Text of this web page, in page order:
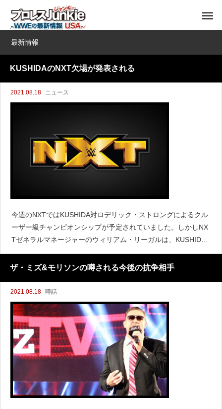
最新情報
KUSHIDAのNXT欠場が発表される
2021.08.18 ニュース
今週のNXTではKUSHIDA対ロデリック・ストロングによるクル
ーザー級チャンピオンシップが予定されていました。しかしNX
Tゼネラルマネージャーのウィリアム・リーガルは、KUSHIDA
が試合に出場できないことを発表しました。Unfortunately after
a medical
ザ・ミズ&モリソンの噂される今後の抗争相手
2021.08.18 噂話